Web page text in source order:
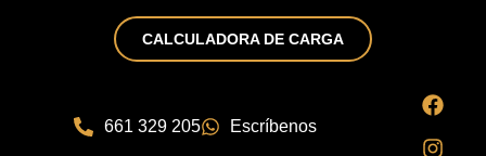
661 329 205 Escríbenos
CALCULADORA DE CARGA